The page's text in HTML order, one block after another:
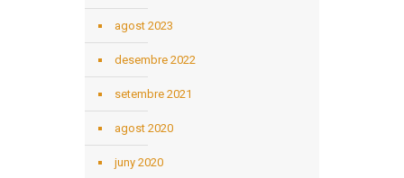
agost 2023
desembre 2022
setembre 2021
agost 2020
juny 2020